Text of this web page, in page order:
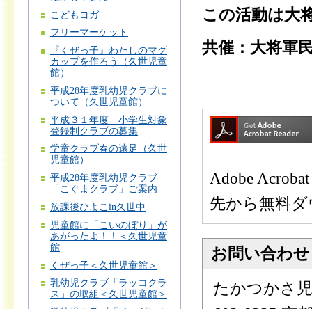
こどもヨガ
フリーマーケット
『くぜっ子』わたしのマグ
カップを作ろう（久世児童
館）
平成28年度乳幼児クラブに
ついて（久世児童館）
平成３１年度 小学生対象
登録制クラブの募集
学童クラブ春の遠足（久世
児童館）
平成28年度乳幼児クラブ
「こぐまクラブ」ご案内
放課後ひよこin久世中
児童館に「こいのぼり」が
あがったよ！！＜久世児童
館
くぜっ子＜久世児童館＞
乳幼児クラブ「ラッコクラ
ス」の取組＜久世児童館＞
この活動は大
共催：大将軍
Adobe
先から無料
お問い合わせ
たかつかさ